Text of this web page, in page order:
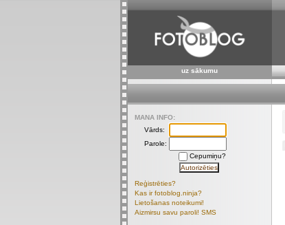
uz sākumu
MANA INFO:
Vārds:
Parole:
Cepumiņu?
Reģistrēties?
Kas ir fotoblog.ninja?
Lietošanas noteikumi!
Aizmirsu savu paroli! SMS